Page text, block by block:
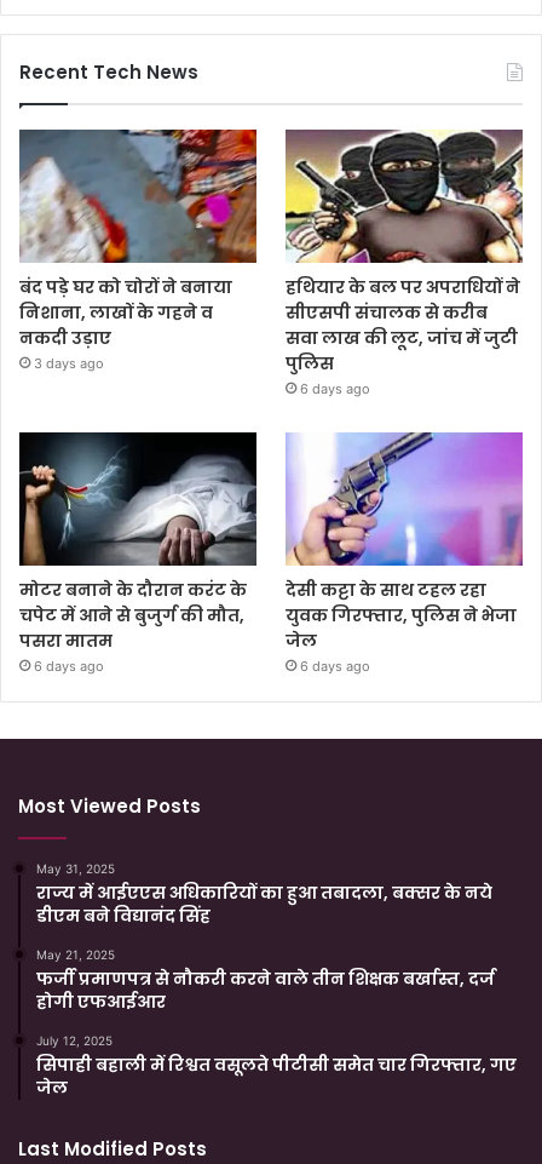
Recent Tech News
बंद पड़े घर को चोरों ने बनाया
निशाना, लाखों के गहने व
नकदी उड़ाए
3 days ago
हथियार के बल पर अपराधियों ने
सीएसपी संचालक से करीब
सवा लाख की लूट, जांच में जुटी
पुलिस
6 days ago
मोटर बनाने के दौरान करंट के
चपेट में आने से बुजुर्ग की मौत,
पसरा मातम
6 days ago
देसी कट्टा के साथ टहल रहा
युवक गिरफ्तार, पुलिस ने भेजा
जेल
6 days ago
Most Viewed Posts
May 31, 2025
राज्य में आईएएस अधिकारियों का हुआ तबादला, बक्सर के नये
डीएम बने विद्यानंद सिंह
May 21, 2025
फर्जी प्रमाणपत्र से नौकरी करने वाले तीन शिक्षक बर्खास्त, दर्ज
होगी एफआईआर
July 12, 2025
सिपाही बहाली में रिश्वत वसूलते पीटीसी समेत चार गिरफ्तार, गए
जेल
Last Modified Posts